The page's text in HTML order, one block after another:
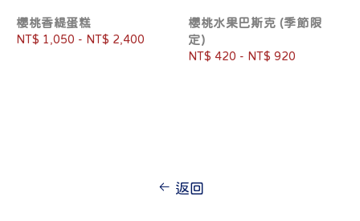
櫻桃香緹蛋糕
Regular
NT$ 1,050 - NT$ 2,400
櫻桃水果巴斯克 (季節限
定)
Regular
NT$ 420 - NT$ 920
返回